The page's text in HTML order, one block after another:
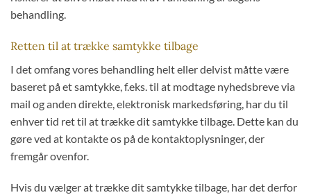
behandling.
Retten til at trække samtykke tilbage
I det omfang vores behandling helt eller delvist måtte være
baseret på et samtykke, f.eks. til at modtage nyhedsbreve via
mail og anden direkte, elektronisk markedsføring, har du til
enhver tid ret til at trække dit samtykke tilbage. Dette kan du
gøre ved at kontakte os på de kontaktoplysninger, der
fremgår ovenfor.
Hvis du vælger at trække dit samtykke tilbage, har det derfor